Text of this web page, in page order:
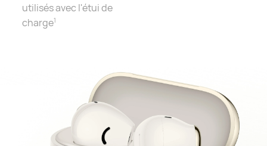
utilisés avec l'étui de
charge1